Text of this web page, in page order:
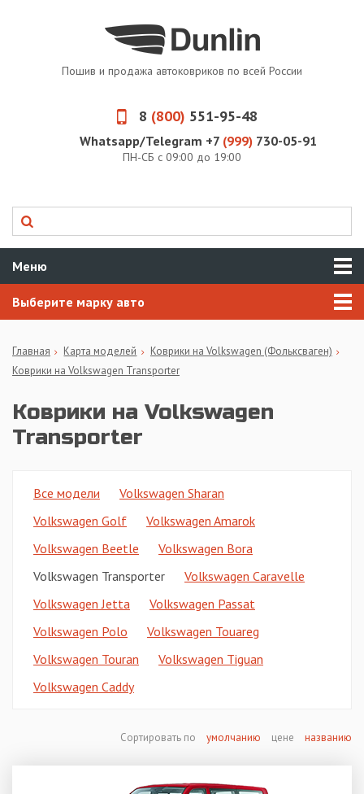
Пошив и продажа автоковриков по всей России
8 (800) 551-95-48
Whatsapp/Telegram +7 (999) 730-05-91
ПН-СБ с 09:00 до 19:00
Меню
Выберите марку авто
Главная Карта моделей
Коврики на Volkswagen (Фольксваген)
Коврики на Volkswagen Transporter
Коврики на Volkswagen
Transporter
Все модели
Volkswagen Sharan
Volkswagen Golf
Volkswagen Amarok
Volkswagen Beetle
Volkswagen Bora
Volkswagen Transporter
Volkswagen Caravelle
Volkswagen Jetta
Volkswagen Passat
Volkswagen Polo
Volkswagen Touareg
Volkswagen Touran
Volkswagen Tiguan
Volkswagen Caddy
Сортировать по умолчанию цене названию